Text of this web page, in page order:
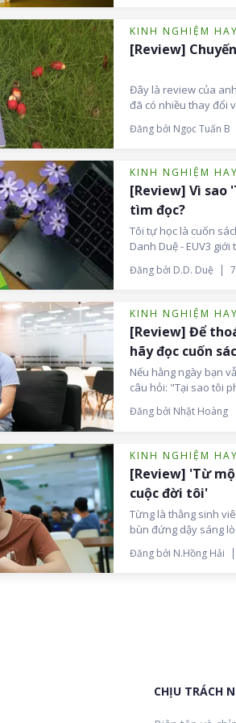
KINH NGHIỆM HAY
[Review]
Đây là review của
đã có nhiều thay đổi
Đăng bởi Ngọc Tuấn B
KINH NGHIỆM HAY
[Review] Vì sao
tìm đọc?
Tôi tự học là cuốn
Danh Duệ - EUV3
Sunners. Thậm chí,
nhất, và cũng khoai
Đăng bởi D.D. Duệ
KINH NGHIỆM HAY
[Review] Để
hãy đọc cuốn
Nếu hằng ngày bạn
câu hỏi: "Tại sao tôi
đó?". Hãy bình tĩnh
Trung. Là người mê
Đăng bởi Nhật Hoàng
KINH NGHIỆM HAY
[Review] 'Từ
cuộc đời tôi'
Từng là thằng sinh
bùn đứng dậy sáng
mơ tới. Điều kỳ diệu
duy, thay đổi cuộc
Đăng bởi N.Hồng Hải
CHỊU TRÁCH